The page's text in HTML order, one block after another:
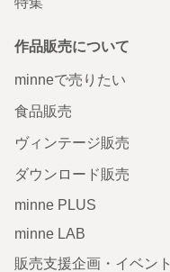
作品販売について
minneで売りたい
食品販売
ヴィンテージ販売
ダウンロード販売
minne PLUS
minne LAB
販売支援企画・イベント